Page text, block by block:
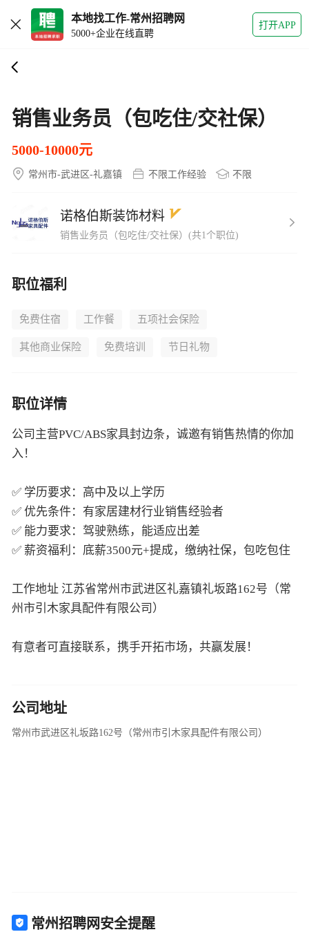
本地找工作-常州招聘网
5000+企业在线直聘
打开APP
销售业务员（包吃住/交社保）
5000-10000元
常州市-武进区-礼嘉镇 不限工作经验 不限
诺格伯斯装饰材料
销售业务员（包吃住/交社保）(共1个职位)
职位福利
免费住宿 工作餐 五项社会保险
其他商业保险 免费培训 节日礼物
职位详情
公司主营PVC/ABS家具封边条，诚邀有销售热情的你加
入！
✅ 学历要求：高中及以上学历
✅ 优先条件：有家居建材行业销售经验者
✅ 能力要求：驾驶熟练，能适应出差
✅ 薪资福利：底薪3500元+提成，缴纳社保，包吃包住
工作地址 江苏省常州市武进区礼嘉镇礼坂路162号（常
州市引木家具配件有限公司）
有意者可直接联系，携手开拓市场，共赢发展！
公司地址
常州市武进区礼坂路162号（常州市引木家具配件有限公司）
常州招聘网安全提醒